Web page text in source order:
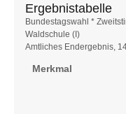
Ergebnistabelle
Ergebnistabelle
Bundestagswahl *
Waldschule (I)
Amtliches Endergebnis,
Merkmal